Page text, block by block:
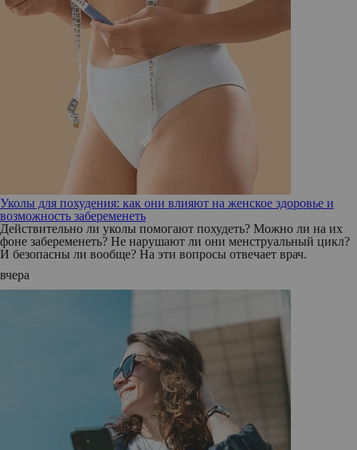
Уколы для похудения: как они влияют на женское здоровье и
возможность забеременеть
Действительно ли уколы помогают похудеть? Можно ли на их
фоне забеременеть? Не нарушают ли они менструальный цикл?
И безопасны ли вообще? На эти вопросы отвечает врач.
вчера